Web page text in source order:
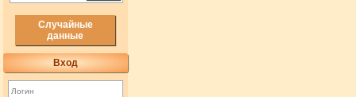
Случайные
данные
Вход